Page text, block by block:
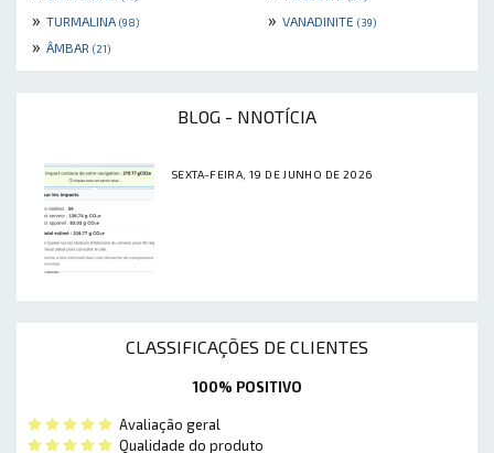
» TURMALINA (98) » VANADINITE (39)
» ÂMBAR (21)
BLOG - NNOTÍCIA
SEXTA-FEIRA, 19 DE JUNHO DE 2026
CLASSIFICAÇÕES DE CLIENTES
100% POSITIVO
Avaliação geral
Qualidade do produto